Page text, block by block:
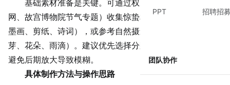
PPT 招聘招
团队协作
基础素材准备是关键。可通过权威渠道（如中国天气
网、故宫博物院节气专题）收集惊蛰相关的传统元素（如水
墨画、剪纸、诗词），或参考自然摄影中的春日场景（如嫩
芽、花朵、雨滴）。建议优先选择分辨率≥300dpi的图片，
避免后期放大导致模糊。
具体制作方法与操作思路